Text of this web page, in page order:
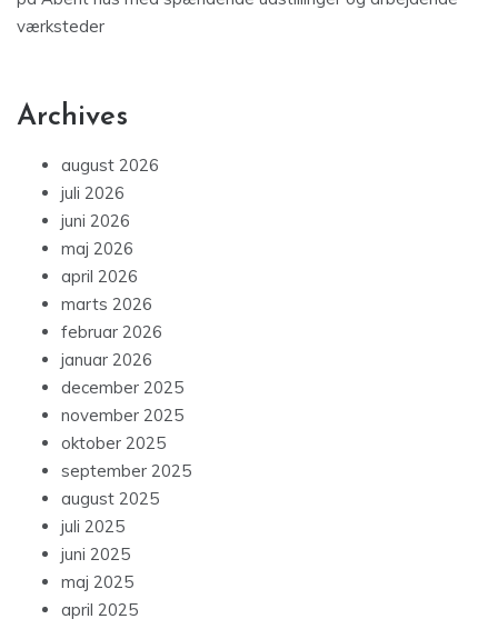
værksteder
Archives
august 2026
juli 2026
juni 2026
maj 2026
april 2026
marts 2026
februar 2026
januar 2026
december 2025
november 2025
oktober 2025
september 2025
august 2025
juli 2025
juni 2025
maj 2025
april 2025